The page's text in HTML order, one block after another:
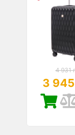
4 931
3 945